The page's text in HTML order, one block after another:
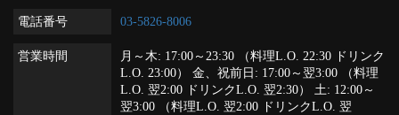
電話番号 03-5826-8006
営業時間
月～木: 17:00～23:30 （料理L.O. 22:30 ドリンク
L.O. 23:00） 金、祝前日: 17:00～翌3:00 （料理
L.O. 翌2:00 ドリンクL.O. 翌2:30） 土: 12:00～
翌3:00 （料理L.O. 翌2:00 ドリンクL.O. 翌